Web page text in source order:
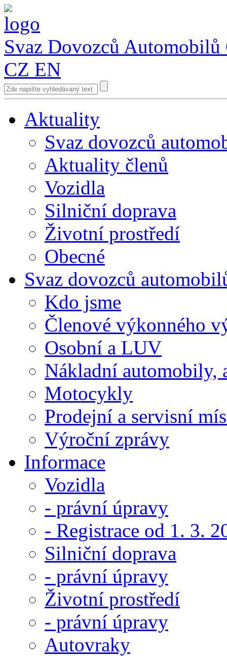
Svaz Dovozců Automobilů
CZ EN
Aktuality
Svaz dovozců
Aktuality členů
Vozidla
Silniční doprava
Životní prostředí
Obecné
Svaz dovozců
Kdo jsme
Členové výkonného
Osobní a LUV
Nákladní automobily,
Motocykly
Prodejní a servisní
Výroční zprávy
Informace
Vozidla
- právní úpravy
- Registrace od 1. 3.
Silniční doprava
- právní úpravy
Životní prostředí
- právní úpravy
Autovraky